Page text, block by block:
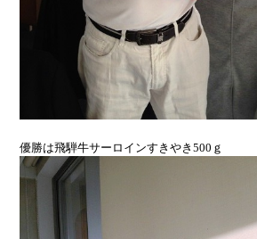
優勝は飛騨牛サーロインすきやき500ｇ